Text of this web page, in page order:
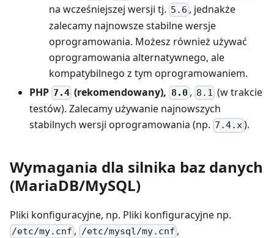
na wcześniejszej wersji tj. 5.6 , jednakże
zalecamy najnowsze stabilne wersje
oprogramowania. Możesz również używać
oprogramowania alternatywnego, ale
kompatybilnego z tym oprogramowaniem.
PHP 7.4 (rekomendowany), 8.0, 8.1 (w trakcie
testów). Zalecamy używanie najnowszych
stabilnych wersji oprogramowania (np. 7.4.x).
Wymagania dla silnika baz danych
(MariaDB/MySQL)
Pliki konfiguracyjne, np. Pliki konfiguracyjne np.
/etc/my.cnf , /etc/mysql/my.cnf ,